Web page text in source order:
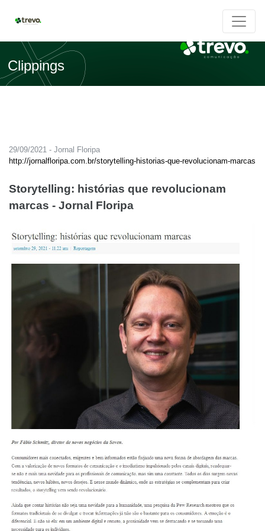
Clippings
29/09/2021 - Jornal Floripa
http://jornalfloripa.com.br/storytelling-historias-que-revolucionam-marcas
Storytelling: histórias que revolucionam
marcas - Jornal Floripa